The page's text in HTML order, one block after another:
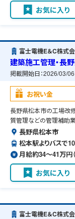
お気に入り
富士電機E＆C株式
建築施工管理・長
掲載開始日：2026/03/06
お祝い金
長野県松本市の工場改
質管理などの管理補助業
長野県松本市
松本駅よりバスで
月給約34〜41万円
お気に入り
富士電機E＆C株式